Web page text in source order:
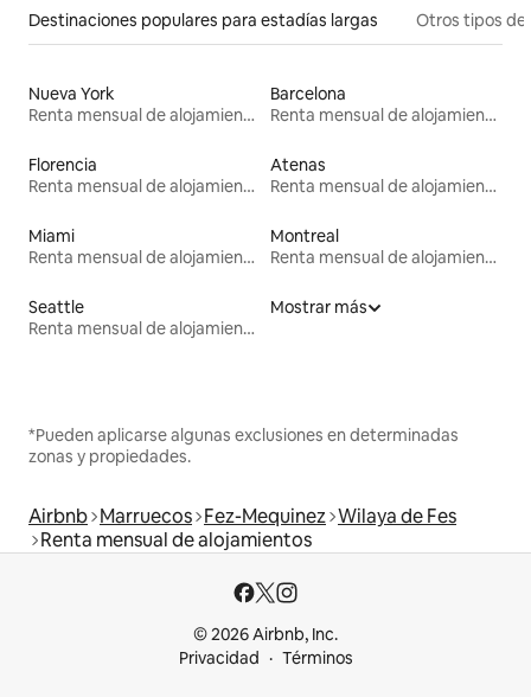
Destinaciones populares para estadías largas Otros tipos de
Nueva York
Renta mensual de alojamientos
Barcelona
Renta mensual de alojamientos
Florencia
Renta mensual de alojamientos
Atenas
Renta mensual de alojamientos
Miami
Renta mensual de alojamientos
Montreal
Renta mensual de alojamientos
Seattle
Renta mensual de alojamientos
Mostrar más
*Pueden aplicarse algunas exclusiones en determinadas
zonas y propiedades.
Airbnb Marruecos Fez-Mequinez Wilaya de Fes
Renta mensual de alojamientos
© 2026 Airbnb, Inc.
Privacidad
Términos